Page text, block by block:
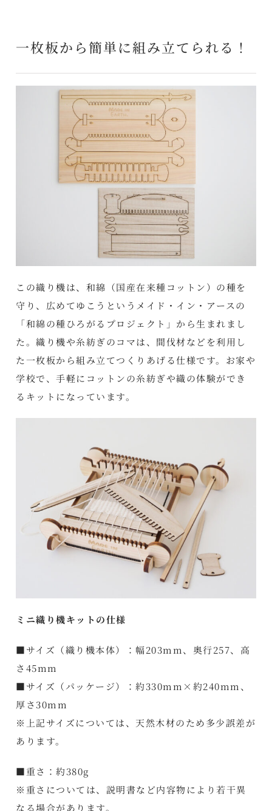
一枚板から簡単に組み立てられる！
この織り機は、和綿（国産在来種コットン）の種を
守り、広めてゆこうというメイド・イン・アースの
「和綿の種ひろがるプロジェクト」から生まれまし
た。織り機や糸紡ぎのコマは、間伐材などを利用し
た一枚板から組み立てつくりあげる仕様です。お家や
学校で、手軽にコットンの糸紡ぎや織の体験ができ
るキットになっています。
ミニ織り機キットの仕様
■サイズ（織り機本体）：幅203mm、奥行257、高
さ45mm
■サイズ（パッケージ）：約330mm×約240mm、
厚さ30mm
※上記サイズについては、天然木材のため多少誤差が
あります。
■重さ：約380g
※重さについては、説明書など内容物により若干異
なる場合があります。